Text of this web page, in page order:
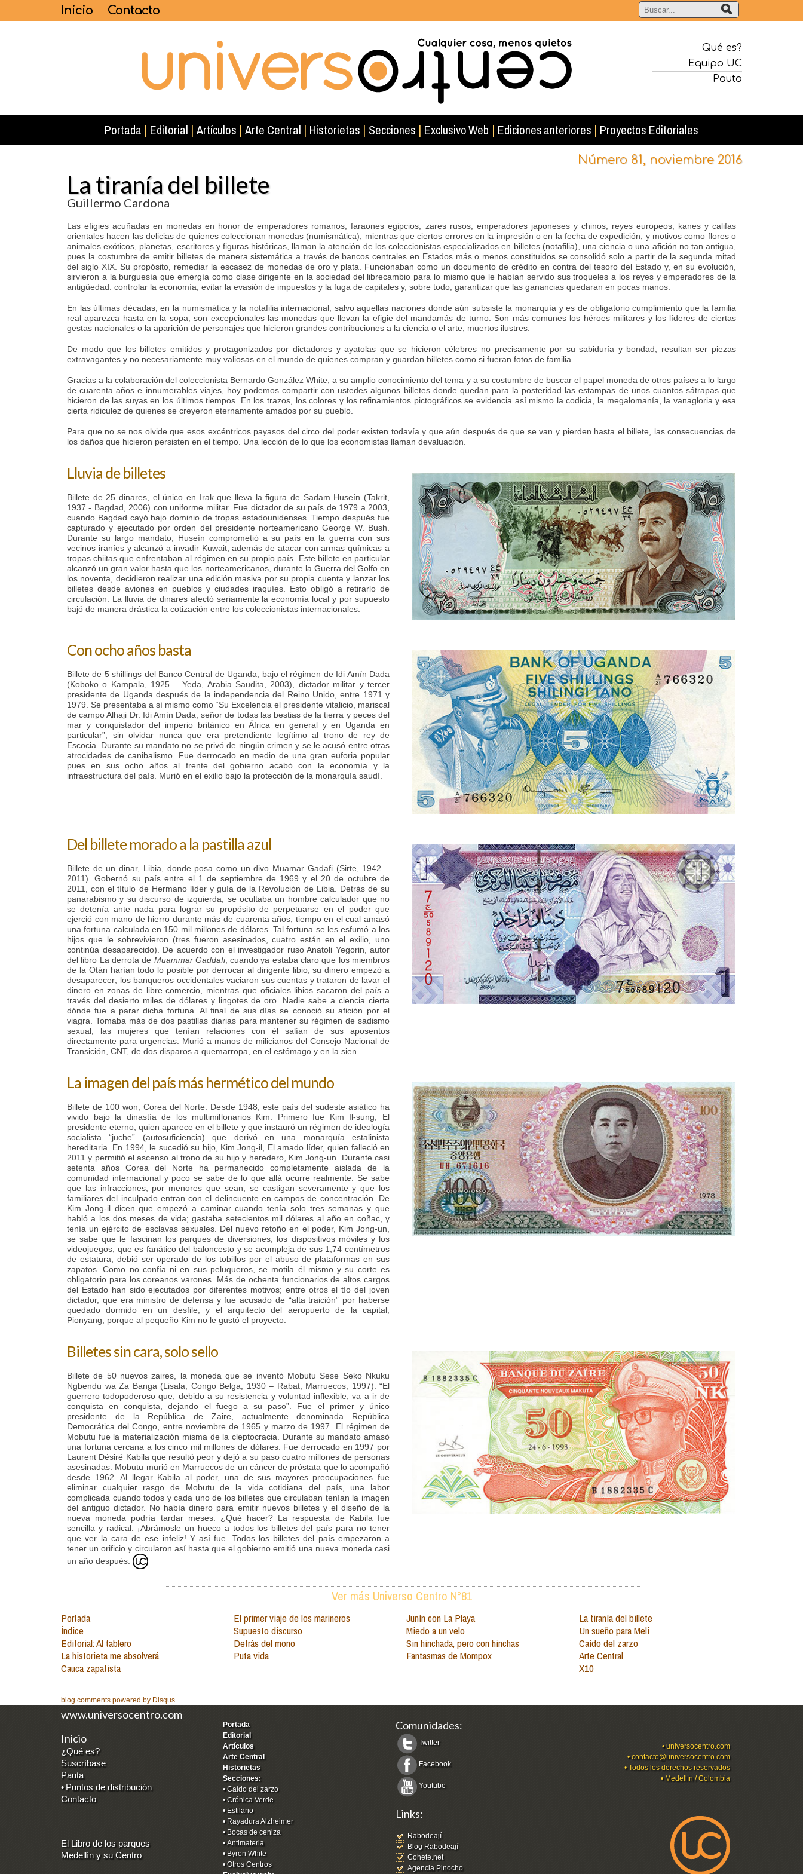
Inicio Contacto
Qué es?
Equipo UC
Pauta
Portada | Editorial | Artículos | Arte Central | Historietas | Secciones | Exclusivo Web | Ediciones anteriores | Proyectos Editoriales
Número 81, noviembre 2016
La tiranía del billete
Guillermo Cardona
Las efigies acuñadas en monedas en honor de emperadores romanos, faraones egipcios, zares rusos, emperadores japoneses y chinos, reyes europeos, kanes y califas
orientales hacen las delicias de quienes coleccionan monedas (numismática); mientras que ciertos errores en la impresión o en la fecha de expedición, y motivos como flores o
animales exóticos, planetas, escritores y figuras históricas, llaman la atención de los coleccionistas especializados en billetes (notafilia), una ciencia o una afición no tan antigua,
pues la costumbre de emitir billetes de manera sistemática a través de bancos centrales en Estados más o menos constituidos se consolidó solo a partir de la segunda mitad
del siglo XIX. Su propósito, remediar la escasez de monedas de oro y plata. Funcionaban como un documento de crédito en contra del tesoro del Estado y, en su evolución,
sirvieron a la burguesía que emergía como clase dirigente en la sociedad del librecambio para lo mismo que le habían servido sus troqueles a los reyes y emperadores de la
antigüedad: controlar la economía, evitar la evasión de impuestos y la fuga de capitales y, sobre todo, garantizar que las ganancias quedaran en pocas manos.
En las últimas décadas, en la numismática y la notafilia internacional, salvo aquellas naciones donde aún subsiste la monarquía y es de obligatorio cumplimiento que la familia
real aparezca hasta en la sopa, son excepcionales las monedas que llevan la efigie del mandamás de turno. Son más comunes los héroes militares y los líderes de ciertas
gestas nacionales o la aparición de personajes que hicieron grandes contribuciones a la ciencia o el arte, muertos ilustres.
De modo que los billetes emitidos y protagonizados por dictadores y ayatolas que se hicieron célebres no precisamente por su sabiduría y bondad, resultan ser piezas
extravagantes y no necesariamente muy valiosas en el mundo de quienes compran y guardan billetes como si fueran fotos de familia.
Gracias a la colaboración del coleccionista Bernardo González White, a su amplio conocimiento del tema y a su costumbre de buscar el papel moneda de otros países a lo largo
de cuarenta años e innumerables viajes, hoy podemos compartir con ustedes algunos billetes donde quedan para la posteridad las estampas de unos cuantos sátrapas que
hicieron de las suyas en los últimos tiempos. En los trazos, los colores y los refinamientos pictográficos se evidencia así mismo la codicia, la megalomanía, la vanagloria y esa
cierta ridiculez de quienes se creyeron eternamente amados por su pueblo.
Para que no se nos olvide que esos excéntricos payasos del circo del poder existen todavía y que aún después de que se van y pierden hasta el billete, las consecuencias de
los daños que hicieron persisten en el tiempo. Una lección de lo que los economistas llaman devaluación.
Lluvia de billetes
Billete de 25 dinares, el único en Irak que lleva la figura de Sadam Huseín (Takrit,
1937 - Bagdad, 2006) con uniforme militar. Fue dictador de su país de 1979 a 2003,
cuando Bagdad cayó bajo dominio de tropas estadounidenses. Tiempo después fue
capturado y ejecutado por orden del presidente norteamericano George W. Bush.
Durante su largo mandato, Huseín comprometió a su país en la guerra con sus
vecinos iraníes y alcanzó a invadir Kuwait, además de atacar con armas químicas a
tropas chiitas que enfrentaban al régimen en su propio país. Este billete en particular
alcanzó un gran valor hasta que los norteamericanos, durante la Guerra del Golfo en
los noventa, decidieron realizar una edición masiva por su propia cuenta y lanzar los
billetes desde aviones en pueblos y ciudades iraquíes. Esto obligó a retirarlo de
circulación. La lluvia de dinares afectó seriamente la economía local y por supuesto
bajó de manera drástica la cotización entre los coleccionistas internacionales.
Con ocho años basta
Billete de 5 shillings del Banco Central de Uganda, bajo el régimen de Idi Amín Dada
(Koboko o Kampala, 1925 – Yeda, Arabia Saudita, 2003), dictador militar y tercer
presidente de Uganda después de la independencia del Reino Unido, entre 1971 y
1979. Se presentaba a sí mismo como “Su Excelencia el presidente vitalicio, mariscal
de campo Alhaji Dr. Idi Amín Dada, señor de todas las bestias de la tierra y peces del
mar y conquistador del imperio británico en África en general y en Uganda en
particular”, sin olvidar nunca que era pretendiente legítimo al trono de rey de
Escocia. Durante su mandato no se privó de ningún crimen y se le acusó entre otras
atrocidades de canibalismo. Fue derrocado en medio de una gran euforia popular
pues en sus ocho años al frente del gobierno acabó con la economía y la
infraestructura del país. Murió en el exilio bajo la protección de la monarquía saudí.
Del billete morado a la pastilla azul
Billete de un dinar, Libia, donde posa como un divo Muamar Gadafi (Sirte, 1942 –
2011). Gobernó su país entre el 1 de septiembre de 1969 y el 20 de octubre de
2011, con el título de Hermano líder y guía de la Revolución de Libia. Detrás de su
panarabismo y su discurso de izquierda, se ocultaba un hombre calculador que no
se detenía ante nada para lograr su propósito de perpetuarse en el poder que
ejerció con mano de hierro durante más de cuarenta años, tiempo en el cual amasó
una fortuna calculada en 150 mil millones de dólares. Tal fortuna se les esfumó a los
hijos que le sobrevivieron (tres fueron asesinados, cuatro están en el exilio, uno
continúa desaparecido). De acuerdo con el investigador ruso Anatoli Yegorin, autor
del libro La derrota de Muammar Gaddafi, cuando ya estaba claro que los miembros
de la Otán harían todo lo posible por derrocar al dirigente libio, su dinero empezó a
desaparecer; los banqueros occidentales vaciaron sus cuentas y trataron de lavar el
dinero en zonas de libre comercio, mientras que oficiales libios sacaron del país a
través del desierto miles de dólares y lingotes de oro. Nadie sabe a ciencia cierta
dónde fue a parar dicha fortuna. Al final de sus días se conoció su afición por el
viagra. Tomaba más de dos pastillas diarias para mantener su régimen de sadismo
sexual; las mujeres que tenían relaciones con él salían de sus aposentos
directamente para urgencias. Murió a manos de milicianos del Consejo Nacional de
Transición, CNT, de dos disparos a quemarropa, en el estómago y en la sien.
La imagen del país más hermético del mundo
Billete de 100 won, Corea del Norte. Desde 1948, este país del sudeste asiático ha
vivido bajo la dinastía de los multimillonarios Kim. Primero fue Kim Il-sung, El
presidente eterno, quien aparece en el billete y que instauró un régimen de ideología
socialista “juche” (autosuficiencia) que derivó en una monarquía estalinista
hereditaria. En 1994, le sucedió su hijo, Kim Jong-il, El amado líder, quien falleció en
2011 y permitió el ascenso al trono de su hijo y heredero, Kim Jong-un. Durante casi
setenta años Corea del Norte ha permanecido completamente aislada de la
comunidad internacional y poco se sabe de lo que allá ocurre realmente. Se sabe
que las infracciones, por menores que sean, se castigan severamente y que los
familiares del inculpado entran con el delincuente en campos de concentración. De
Kim Jong-il dicen que empezó a caminar cuando tenía solo tres semanas y que
habló a los dos meses de vida; gastaba setecientos mil dólares al año en coñac, y
tenía un ejército de esclavas sexuales. Del nuevo retoño en el poder, Kim Jong-un,
se sabe que le fascinan los parques de diversiones, los dispositivos móviles y los
videojuegos, que es fanático del baloncesto y se acompleja de sus 1,74 centímetros
de estatura; debió ser operado de los tobillos por el abuso de plataformas en sus
zapatos. Como no confía ni en sus peluqueros, se motila él mismo y su corte es
obligatorio para los coreanos varones. Más de ochenta funcionarios de altos cargos
del Estado han sido ejecutados por diferentes motivos; entre otros el tío del joven
dictador, que era ministro de defensa y fue acusado de “alta traición” por haberse
quedado dormido en un desfile, y el arquitecto del aeropuerto de la capital,
Pionyang, porque al pequeño Kim no le gustó el proyecto.
Billetes sin cara, solo sello
Billete de 50 nuevos zaires, la moneda que se inventó Mobutu Sese Seko Nkuku
Ngbendu wa Za Banga (Lisala, Congo Belga, 1930 – Rabat, Marruecos, 1997). “El
guerrero todopoderoso que, debido a su resistencia y voluntad inflexible, va a ir de
conquista en conquista, dejando el fuego a su paso”. Fue el primer y único
presidente de la República de Zaire, actualmente denominada República
Democrática del Congo, entre noviembre de 1965 y marzo de 1997. El régimen de
Mobutu fue la materialización misma de la cleptocracia. Durante su mandato amasó
una fortuna cercana a los cinco mil millones de dólares. Fue derrocado en 1997 por
Laurent Désiré Kabila que resultó peor y dejó a su paso cuatro millones de personas
asesinadas. Mobutu murió en Marruecos de un cáncer de próstata que lo acompañó
desde 1962. Al llegar Kabila al poder, una de sus mayores preocupaciones fue
eliminar cualquier rasgo de Mobutu de la vida cotidiana del país, una labor
complicada cuando todos y cada uno de los billetes que circulaban tenían la imagen
del antiguo dictador. No había dinero para emitir nuevos billetes y el diseño de la
nueva moneda podría tardar meses. ¿Qué hacer? La respuesta de Kabila fue
sencilla y radical: ¡Abrámosle un hueco a todos los billetes del país para no tener
que ver la cara de ese infeliz! Y así fue. Todos los billetes del país empezaron a
tener un orificio y circularon así hasta que el gobierno emitió una nueva moneda casi
un año después.
Ver más Universo Centro N°81
Portada
Índice
Editorial: Al tablero
La historieta me absolverá
Cauca zapatista
El primer viaje de los marineros
Supuesto discurso
Detrás del mono
Puta vida
Junín con La Playa
Miedo a un velo
Sin hinchada, pero con hinchas
Fantasmas de Mompox
La tiranía del billete
Un sueño para Meli
Caído del zarzo
Arte Central
X10
blog comments powered by Disqus
www.universocentro.com
Inicio
¿Qué es?
Suscríbase
Pauta
• Puntos de distribución
Contacto
El Libro de los parques
Medellín y su Centro
Portada
Editorial
Artículos
Arte Central
Historietas
Secciones:
•Caído del zarzo
•Crónica Verde
• Estilario
• Rayadura Alzheimer
• Bocas de ceniza
•Antimateria
• Byron White
•Otros Centros
Comunidades:
Twitter
Facebook
Youtube
Links:
Rabodeají
Blog Rabodeají
Cohete.net
Agencia Pinocho
•universocentro.com
•contacto@universocentro.com
• Todos los derechos reservados
• Medellín / Colombia